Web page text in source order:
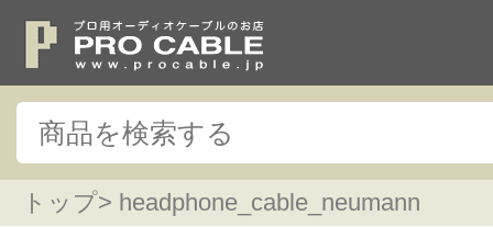
トップ> headphone_cable_neumann